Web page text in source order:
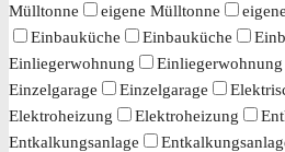
Mülltonne
eigene Mülltonne
Einbauküche
Einbauküche
Einliegerwohnung
Einliegerwohnung
Einzelgarage
Einzelgarage
Elektroheizung
Elektroheizung
Entkalkungsanlage